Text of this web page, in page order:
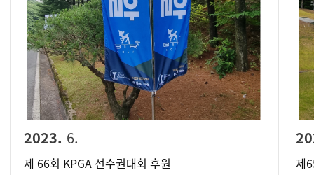
2023. 6.
제 66회 KPGA 선수권대회 후원 제